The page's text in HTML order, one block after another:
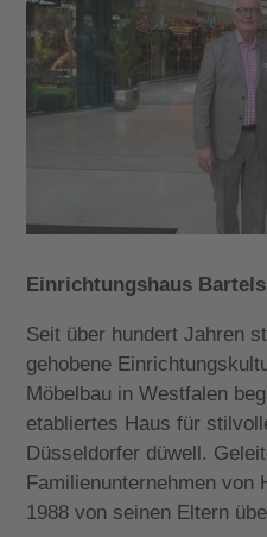
Einrichtungshaus
Seit über hundert Jahren
gehobene
Möbelbau in Westfalen
etabliertes Haus für
Düsseldorfer düwell.
Familienunternehmen von
1988 von seinen Eltern